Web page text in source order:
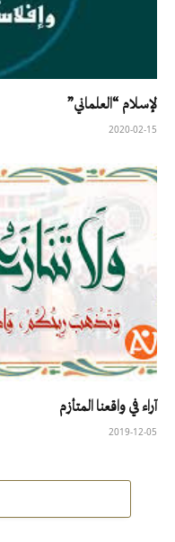
لإسلام “العلماني”
2020-02-15
آراء في واقعنا المتأزم
2019-12-05